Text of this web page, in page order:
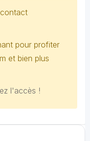
pour profiter
et bien plus
l'accès !